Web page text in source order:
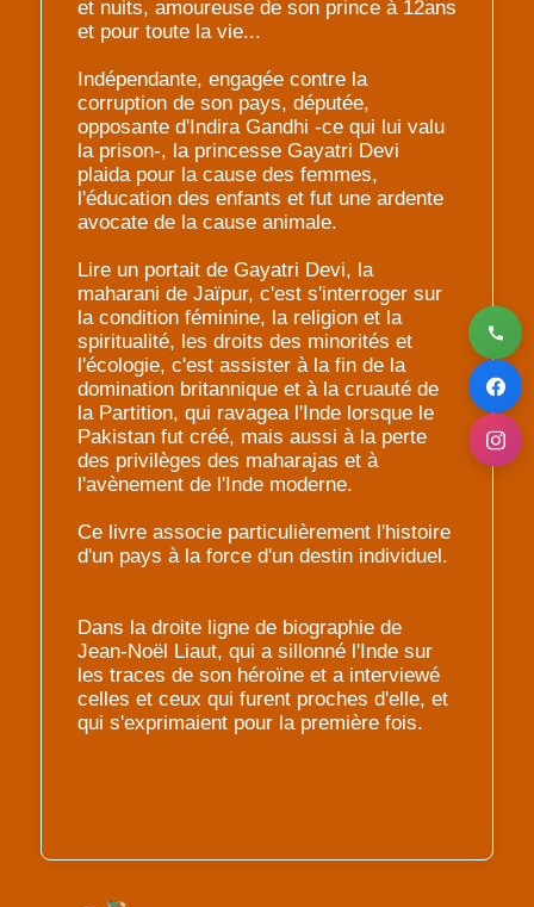
et nuits, amoureuse de son prince à 12ans
et pour toute la vie...
Indépendante, engagée contre la
corruption de son pays, députée,
opposante d'Indira Gandhi -ce qui lui valu
la prison-, la princesse Gayatri Devi
plaida pour la cause des femmes,
l'éducation des enfants et fut une ardente
avocate de la cause animale.
Lire un portait de Gayatri Devi, la
maharani de Jaïpur, c'est s'interroger sur
la condition féminine, la religion et la
spiritualité, les droits des minorités et
l'écologie, c'est assister à la fin de la
domination britannique et à la cruauté de
la Partition, qui ravagea l'Inde lorsque le
Pakistan fut créé, mais aussi à la perte
des privilèges des maharajas et à
l'avènement de l'Inde moderne.
Ce livre associe particulièrement l'histoire
d'un pays à la force d'un destin individuel.
Dans la droite ligne de biographie de
Jean-Noël Liaut, qui a sillonné l'Inde sur
les traces de son héroïne et a interviewé
celles et ceux qui furent proches d'elle, et
qui s'exprimaient pour la première fois.